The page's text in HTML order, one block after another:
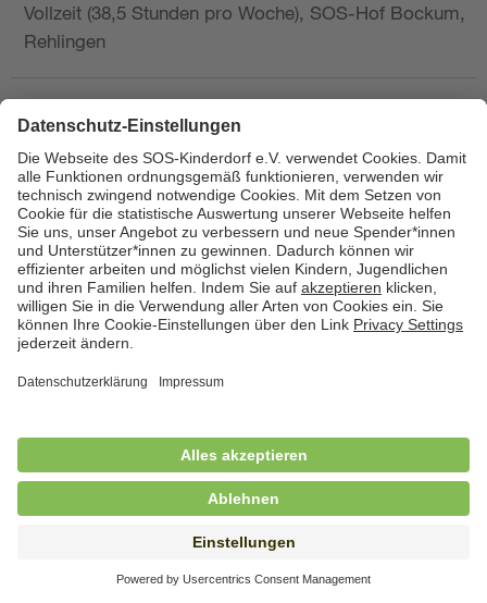
Vollzeit (38,5 Stunden pro Woche), SOS-Hof Bockum,
Rehlingen
Hauswirtschafterin / Köchin (m/w/d) als
Ausbilderin (m/w/d) im Bereich
Nahrungszubereitung
in Vollzeit (38,5 Std./Wo.), SOS-Kinderdorf
Saarbrücken, Saarbrücken
Hauswirtschaftskraft (m/w/d)
in Teilzeit (mind. 20 - max. 30 Std./.Wo.), SOS-
Hauswirtschaftskraft (m/w/d)
in unbefristeter Anstellung, Teilzeit (20 Std./Wo.), SOS-
Kinderdorf Dortmund, Hagen